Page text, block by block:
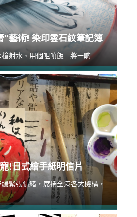
”藝術! 染印雲石紋筆記簿
射水、用個咀噴飯... 將一啲...
!日式繪手紙明信片
緊張情緒，席捲全港各大機構，